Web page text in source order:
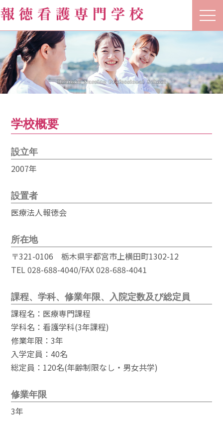
t
o
g
n
a
v
i
o
学校概要
設立年
2007年
設置者
医療法人報徳会
所在地
〒321-0106 栃木県宇都宮市上横田町1302-12
TEL 028-688-4040/FAX 028-688-4041
課程、学科、修業年限、入院定数及び総定員
課程名：医療専門課程
学科名：看護学科(3年課程)
修業年限：3年
入学定員：40名
総定員：120名(年齢制限なし・男女共学)
修業年限
3年